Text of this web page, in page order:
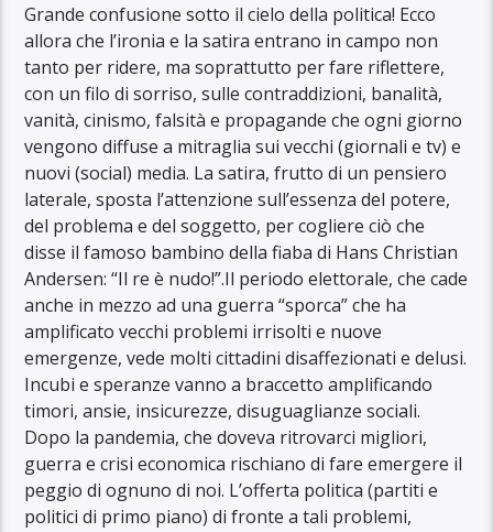
Grande confusione sotto il cielo della politica! Ecco
allora che l’ironia e la satira entrano in campo non
tanto per ridere, ma soprattutto per fare riflettere,
con un filo di sorriso, sulle contraddizioni, banalità,
vanità, cinismo, falsità e propagande che ogni giorno
vengono diffuse a mitraglia sui vecchi (giornali e tv) e
nuovi (social) media. La satira, frutto di un pensiero
laterale, sposta l’attenzione sull’essenza del potere,
del problema e del soggetto, per cogliere ciò che
disse il famoso bambino della fiaba di Hans Christian
Andersen: “Il re è nudo!”.Il periodo elettorale, che cade
anche in mezzo ad una guerra “sporca” che ha
amplificato vecchi problemi irrisolti e nuove
emergenze, vede molti cittadini disaffezionati e delusi.
Incubi e speranze vanno a braccetto amplificando
timori, ansie, insicurezze, disuguaglianze sociali.
Dopo la pandemia, che doveva ritrovarci migliori,
guerra e crisi economica rischiano di fare emergere il
peggio di ognuno di noi. L’offerta politica (partiti e
politici di primo piano) di fronte a tali problemi,